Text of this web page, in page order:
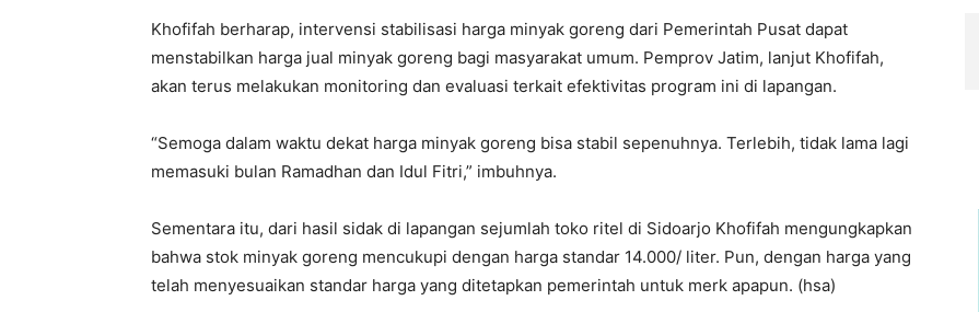
Khofifah berharap, intervensi stabilisasi harga minyak goreng dari Pemerintah Pusat dapat
menstabilkan harga jual minyak goreng bagi masyarakat umum. Pemprov Jatim, lanjut Khofifah,
akan terus melakukan monitoring dan evaluasi terkait efektivitas program ini di lapangan.
“Semoga dalam waktu dekat harga minyak goreng bisa stabil sepenuhnya. Terlebih, tidak lama lagi
memasuki bulan Ramadhan dan Idul Fitri,” imbuhnya.
Sementara itu, dari hasil sidak di lapangan sejumlah toko ritel di Sidoarjo Khofifah mengungkapkan
bahwa stok minyak goreng mencukupi dengan harga standar 14.000/ liter. Pun, dengan harga yang
telah menyesuaikan standar harga yang ditetapkan pemerintah untuk merk apapun. (hsa)